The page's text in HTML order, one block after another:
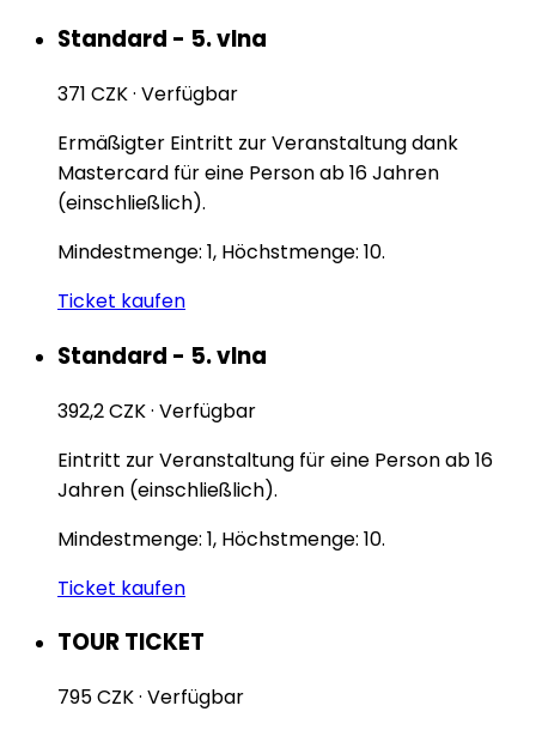
Standard - 5. vlna
371 CZK· Verfügbar
Ermäßigter Eintritt zur Veranstaltung dank
Mastercard für eine Person ab 16 Jahren
(einschließlich).
Mindestmenge: 1, Höchstmenge: 10.
Ticket kaufen
Standard - 5. vlna
392,2 CZK· Verfügbar
Eintritt zur Veranstaltung für eine Person ab 16
Jahren (einschließlich).
Mindestmenge: 1, Höchstmenge: 10.
Ticket kaufen
TOUR TICKET
795 CZK· Verfügbar